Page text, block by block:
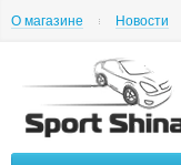
О магазине Новости